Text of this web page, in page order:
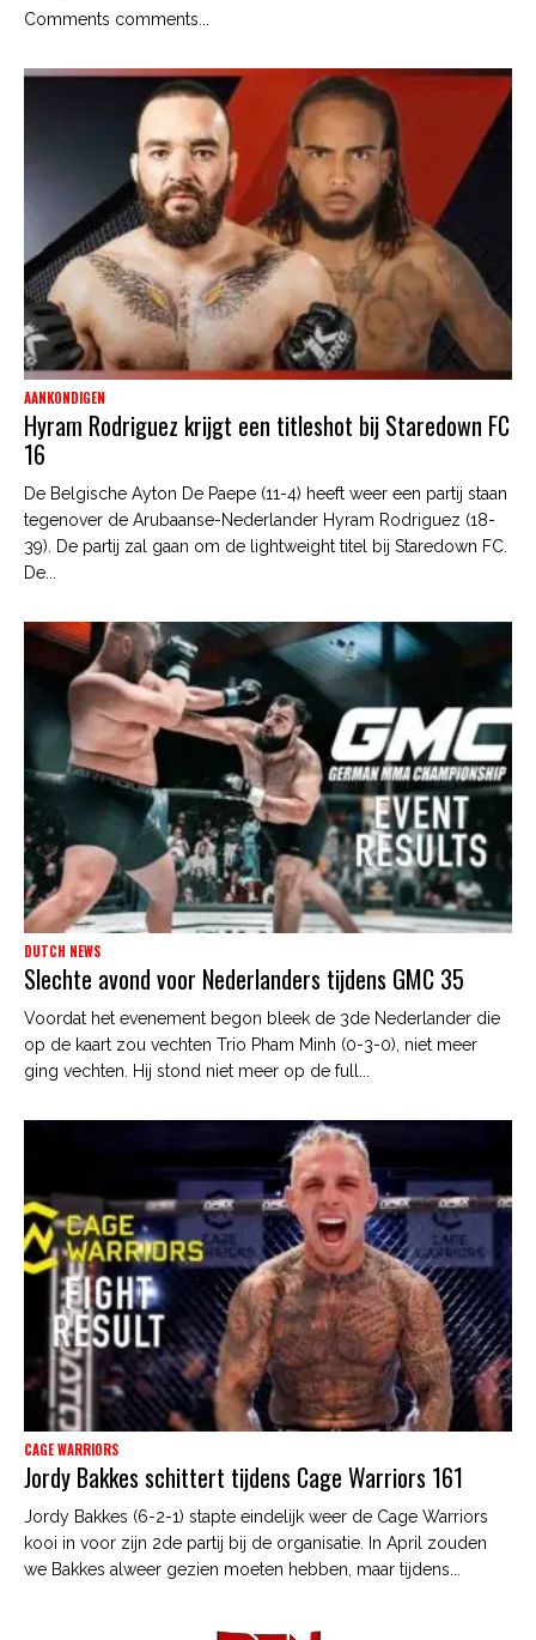
Comments comments...
AANKONDIGEN
Hyram Rodriguez krijgt een titleshot bij Staredown FC
16
De Belgische Ayton De Paepe (11-4) heeft weer een partij staan
tegenover de Arubaanse-Nederlander Hyram Rodriguez (18-
39). De partij zal gaan om de lightweight titel bij Staredown FC.
De...
DUTCH NEWS
Slechte avond voor Nederlanders tijdens GMC 35
Voordat het evenement begon bleek de 3de Nederlander die
op de kaart zou vechten Trio Pham Minh (0-3-0), niet meer
ging vechten. Hij stond niet meer op de full...
CAGE WARRIORS
Jordy Bakkes schittert tijdens Cage Warriors 161
Jordy Bakkes (6-2-1) stapte eindelijk weer de Cage Warriors
kooi in voor zijn 2de partij bij de organisatie. In April zouden
we Bakkes alweer gezien moeten hebben, maar tijdens...